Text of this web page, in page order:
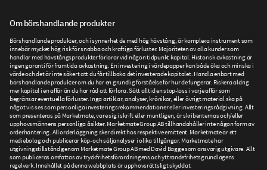
Om börshandlande produkter
Börshandlande produkter, och i synnerhet de med hög hävstång, är komplexa instrument som
innebär mycket hög risk för snabba och kraftiga förluster. Majoriteten av alla kunder som
handlar med hävstångsprodukter förlorar vid någon tidpunkt kapital. Historisk avkastning är
ingen garanti för framtida avkastning. En investering i värdepapper kan både öka och minska i
värde och det är inte säkert att du får tillbaka det investerade kapitalet. Handla enbart med
börshandlande produkter om du har en grundlig förståelse för hur de fungerar. Riskera aldrig
mer kapital i en affär än du har råd att förlora. Sätt alltid en stop-loss i varje affär som
begränsar eventuella förluster. Inga artiklar, analyser, krönikor, eller övrigt material ska på
något vis ses som personliga investeringsrekommendationer eller investeringsrådgivning. Allt
som presenteras på Marketmate, vare sig i skrift eller muntligen, är skribenternas och/eller
upphovsmännens personliga åsikter. Marketmate Group AB tillhandahåller inte någon form av
orderhantering. All orderläggning sker direkt hos respektive emittent. Marketmate är ett
mediebolag och publicerar köp- och säljanalyser i olika tillgångar. Marketmate har
utgivningstillstånd genom Marketmate Group AB med David Bagge som ansvarig utgivare. Allt
som publiceras omfattas av tryckfrihetsförordningens och yttrandefrihetsgrundlagens
regelverk. Innehållet på denna webbplats är upphovsrättsligt skyddat.